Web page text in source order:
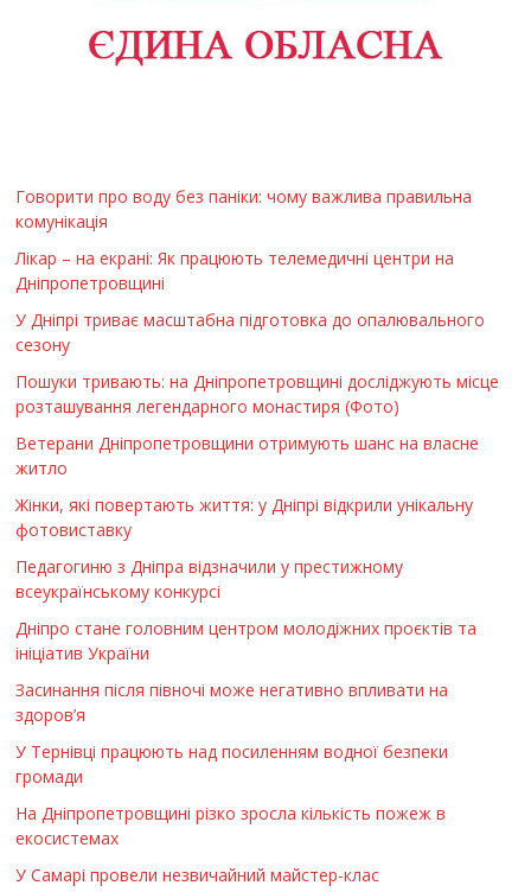
Говорити про воду без паніки: чому важлива правильна
комунікація
Лікар – на екрані: Як працюють телемедичні центри на
Дніпропетровщині
У Дніпрі триває масштабна підготовка до опалювального
сезону
Пошуки тривають: на Дніпропетровщині досліджують місце
розташування легендарного монастиря (Фото)
Ветерани Дніпропетровщини отримують шанс на власне
житло
Жінки, які повертають життя: у Дніпрі відкрили унікальну
фотовиставку
Педагогиню з Дніпра відзначили у престижному
всеукраїнському конкурсі
Дніпро стане головним центром молодіжних проєктів та
ініціатив України
Засинання після півночі може негативно впливати на
здоров’я
У Тернівці працюють над посиленням водної безпеки
громади
На Дніпропетровщині різко зросла кількість пожеж в
екосистемах
У Самарі провели незвичайний майстер-клас